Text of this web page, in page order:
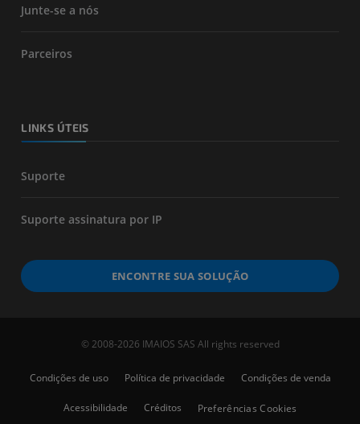
Junte-se a nós
Parceiros
LINKS ÚTEIS
Suporte
Suporte assinatura por IP
ENCONTRE SUA SOLUÇÃO
© 2008-2026 IMAIOS SAS All rights reserved
Condições de uso Política de privacidade Condições de venda
Acessibilidade Créditos Preferências Cookies